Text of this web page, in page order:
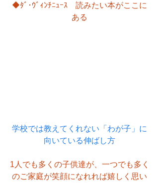
◆ﾀﾞ･ｳﾞｨﾝﾁﾆｭｰｽ　読みたい本がここに
ある
学校では教えてくれない「わが子」に
向いている伸ばし方
1人でも多くの子供達が、一つでも多く
のご家庭が笑顔になれれば嬉しく思い